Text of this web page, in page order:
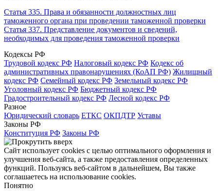
Статья 335. Права и обязанности должностных лиц
таможенного органа при проведении таможенной проверки
Статья 337. Представление документов и сведений,
необходимых для проведения таможенной проверки
Кодексы РФ
Трудовой кодекс РФ Налоговый кодекс РФ Кодекс об
административных правонарушениях (КоАП РФ) Жилищный
кодекс РФ Семейный кодекс РФ Земельный кодекс РФ
Уголовный кодекс РФ Бюджетный кодекс РФ
Градостроительный кодекс РФ Лесной кодекс РФ
Разное
Юридический словарь ЕТКС ОКПДТР Уставы
Законы РФ
Конституция РФ Законы РФ
Сайт использует cookies с целью оптимального оформления и
улучшения веб-сайта, а также предоставления определенных
функций. Пользуясь веб-сайтом в дальнейшем, Вы также
соглашаетесь на использование cookies.
Понятно